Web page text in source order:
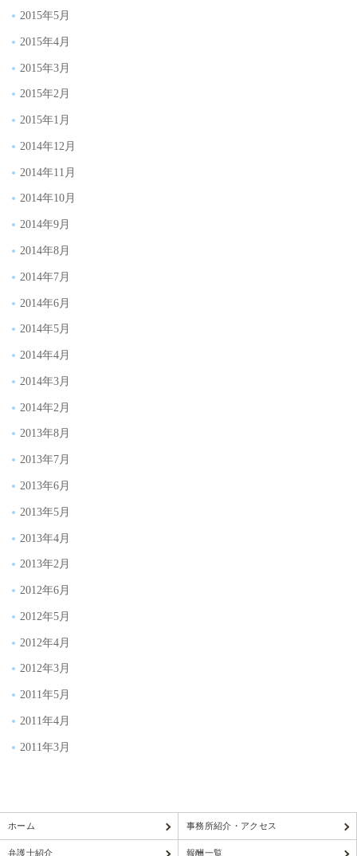
2015年5月
2015年4月
2015年3月
2015年2月
2015年1月
2014年12月
2014年11月
2014年10月
2014年9月
2014年8月
2014年7月
2014年6月
2014年5月
2014年4月
2014年3月
2014年2月
2013年8月
2013年7月
2013年6月
2013年5月
2013年4月
2013年2月
2012年6月
2012年5月
2012年4月
2012年3月
2011年5月
2011年4月
2011年3月
ホーム 事務所紹介・アクセス
弁護士紹介 報酬一覧